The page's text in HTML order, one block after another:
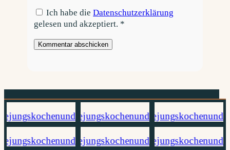
Ich habe dieDatenschutzerklärung
gelesen und akzeptiert. *